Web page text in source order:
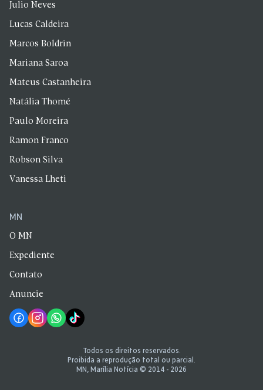
Julio Neves
Lucas Caldeira
Marcos Boldrin
Mariana Saroa
Mateus Castanheira
Natália Thomé
Paulo Moreira
Ramon Franco
Robson Silva
Vanessa Lheti
MN
O MN
Expediente
Contato
Anuncie
Todos os direitos reservados.
Proibida a reprodução total ou parcial.
MN, Marília Notícia © 2014 - 2026